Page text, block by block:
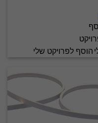
הוסף לפרויקט שלי